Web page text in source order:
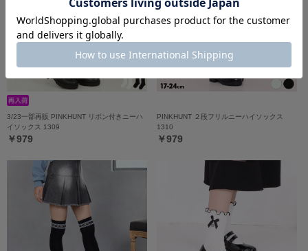
3/23一部再販 PINKHUNT リボン付きニーハ
イソックス 1309
￥979
PINKHUNT ２段フリルニーハイソックス
1310
￥979